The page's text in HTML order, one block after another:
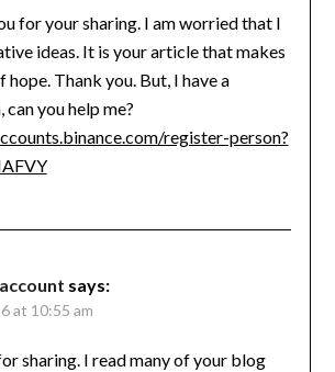
for your sharing. I am worried that I
ideas. It is your article that makes
hope. Thank you. But, I have a
can you help me?
register-person?
says:
at 10:55 am
sharing. I read many of your blog